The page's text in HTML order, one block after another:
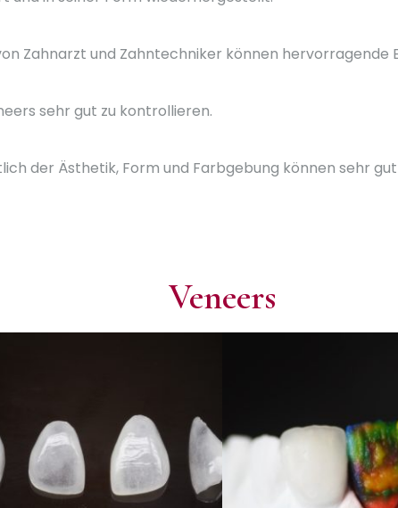
Zahnarzt und Zahntechniker können hervorragende
sehr gut zu kontrollieren.
der Ästhetik, Form und Farbgebung können sehr
Veneers